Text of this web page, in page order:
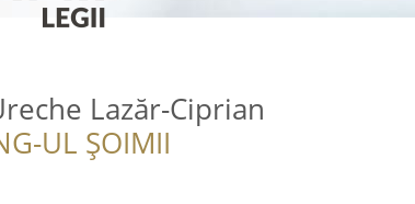
Lazăr-Ciprian
UL ȘOIMII